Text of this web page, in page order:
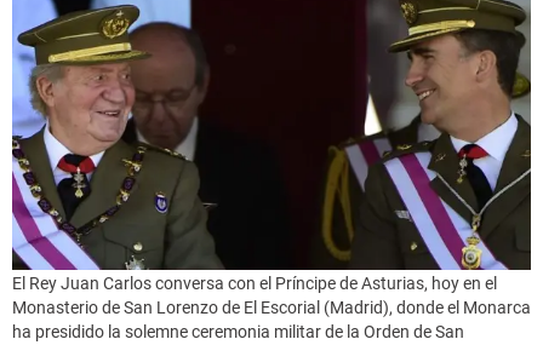
El Rey Juan Carlos conversa con el Príncipe de Asturias, hoy en el
Monasterio de San Lorenzo de El Escorial (Madrid), donde el Monarca
ha presidido la solemne ceremonia militar de la Orden de San